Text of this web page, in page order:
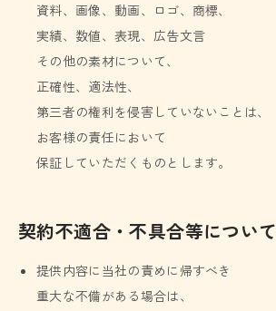
資料、画像、動画、ロゴ、商標、
実績、数値、表現、広告文言
その他の素材について、
正確性、適法性、
第三者の権利を侵害していないことは、
お客様の責任において
保証していただくものとします。
契約不適合・不具合等について
提供内容に当社の責めに帰すべき
重大な不備がある場合は、